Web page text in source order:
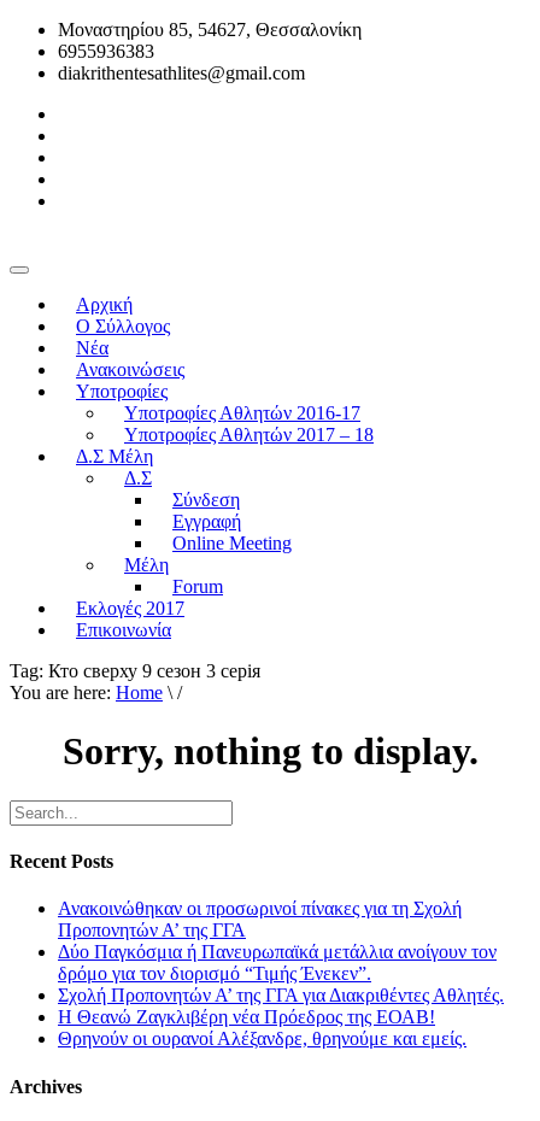
Μοναστηρίου 85, 54627, Θεσσαλονίκη
6955936383
diakrithentesathlites@gmail.com
Αρχική
O Σύλλογος
Νέα
Ανακοινώσεις
Υποτροφίες
Υποτροφίες Αθλητών 2016-17
Υποτροφίες Αθλητών 2017 – 18
Δ.Σ Μέλη
Δ.Σ
Σύνδεση
Εγγραφή
Online Meeting
Μέλη
Forum
Εκλογές 2017
Επικοινωνία
Tag: Кто сверху 9 сезон 3 серiя
You are here: Home \ /
Sorry, nothing to display.
Recent Posts
Ανακοινώθηκαν οι προσωρινοί πίνακες για τη Σχολή
Προπονητών Α’ της ΓΓΑ
Δύο Παγκόσμια ή Πανευρωπαϊκά μετάλλια ανοίγουν τον
δρόμο για τον διορισμό “Τιμής Ένεκεν”.
Σχολή Προπονητών Α’ της ΓΓΑ για Διακριθέντες Αθλητές.
Η Θεανώ Ζαγκλιβέρη νέα Πρόεδρος της ΕΟΑΒ!
Θρηνούν οι ουρανοί Αλέξανδρε, θρηνούμε και εμείς.
Archives